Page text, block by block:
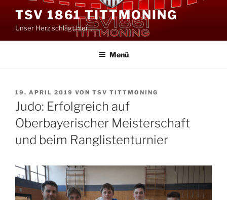
Inhalt
springen
TSV 1861 TITTMONING
Unser Herz schlägt hier
Menü
VERÖFFENTLICHT
AM
19. APRIL 2019 VON TSV TITTMONING
Judo: Erfolgreich auf
Oberbayerischer Meisterschaft
und beim Ranglistenturnier